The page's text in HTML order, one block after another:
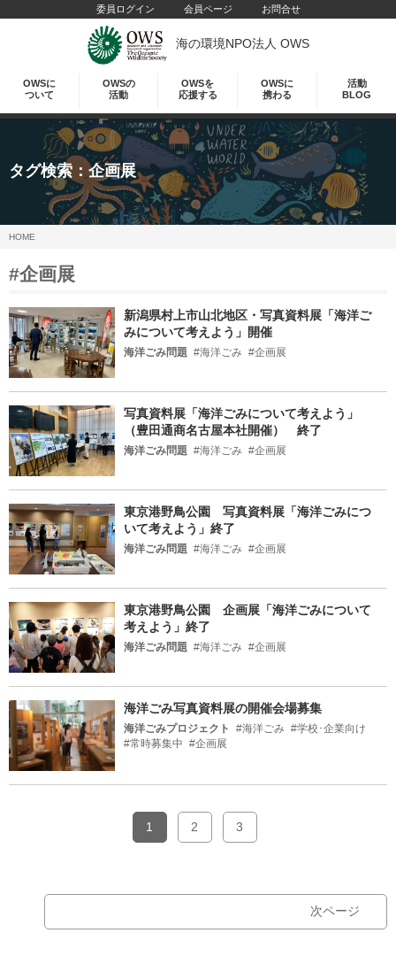
委員ログイン 会員ページ お問合せ
海の環境NPO法人 OWS
OWSに
ついて
OWSの
活動
OWSを
応援する
OWSに
携わる
活動
BLOG
タグ検索： 企画展
HOME
#企画展
新潟県村上市山北地区・写真資料展「海洋ご
みについて考えよう」開催
海洋ごみ問題 #海洋ごみ #企画展
写真資料展「海洋ごみについて考えよう」
（豊田通商名古屋本社開催） 終了
海洋ごみ問題 #海洋ごみ #企画展
東京港野鳥公園 写真資料展「海洋ごみにつ
いて考えよう」終了
海洋ごみ問題 #海洋ごみ #企画展
東京港野鳥公園 企画展「海洋ごみについて
考えよう」終了
海洋ごみ問題 #海洋ごみ #企画展
海洋ごみ写真資料展の開催会場募集
海洋ごみプロジェクト #海洋ごみ #学校･企業向け
#常時募集中 #企画展
1 2 3
次ページ